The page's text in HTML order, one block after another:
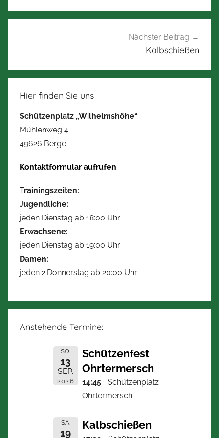
Nächster Beitrag
Kalbschießen
Hier finden Sie uns
Schützenplatz „Wilhelmshöhe“
Mühlenweg 4
49626 Berge
Kontaktformular aufrufen
Trainingszeiten:
Jugendliche:
jeden Dienstag ab 18:00 Uhr
Erwachsene:
jeden Dienstag ab 19:00 Uhr
Damen:
jeden 2.Donnerstag ab 20:00 Uhr
Anstehende Termine:
SO.
13
SEP.
2026
Schützenfest
Ohrtermersch
14:45
Schützenplatz
Ohrtermersch
SA.
19
Kalbschießen